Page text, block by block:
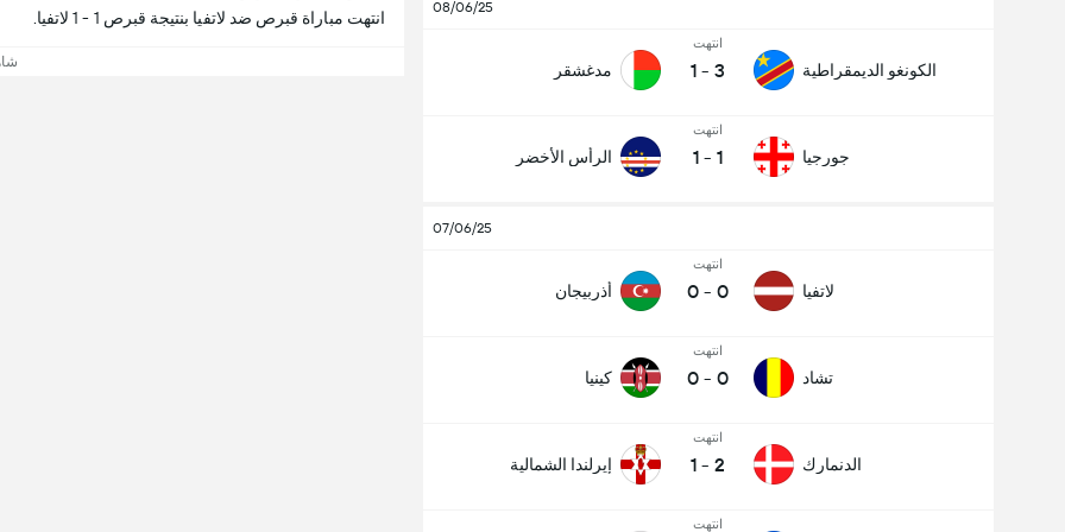
08/06/25
الكونغو الديمقراطية
انتهت
3
-
1 مدغشقر
جورجيا
انتهت
1
-
1 الرأس الأخضر
07/06/25
لاتفيا
انتهت
0
-
0 أذربيجان
تشاد
انتهت
0
-
0 كينيا
الدنمارك
انتهت
2
-
1 إيرلندا الشمالية
انتهت
انتهت مباراة قبرص ضد لاتفيا بنتيجة قبرص 1 - 1 لاتفيا.